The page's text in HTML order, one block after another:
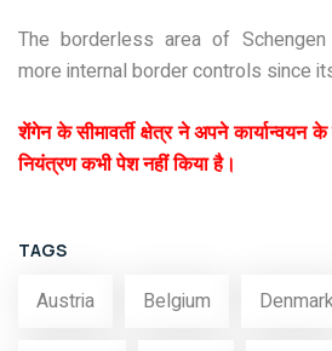
The borderless area of
more internal border controls since
शेंगेन के सीमावर्ती क्षेत्र ने अपने
नियंत्रण कभी पेश नहीं किया है।
TAGS
Austria Belgium